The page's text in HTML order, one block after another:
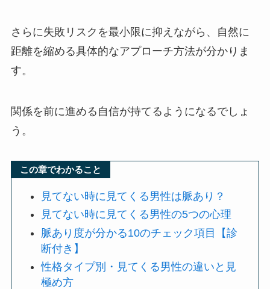
さらに失敗リスクを最小限に抑えながら、自然に
距離を縮める具体的なアプローチ方法が分かりま
す。
関係を前に進める自信が持てるようになるでしょ
う。
この章でわかること
見てない時に見てくる男性は脈あり？
見てない時に見てくる男性の5つの心理
脈あり度が分かる10のチェック項目【診
断付き】
性格タイプ別・見てくる男性の違いと見
極め方